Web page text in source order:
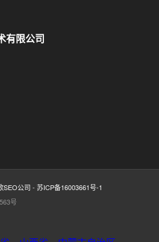
有限公司
SEO公司 - 苏ICP备16003661号-1
号